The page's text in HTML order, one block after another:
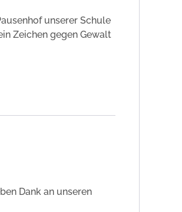
unserer Schule
Zeichen gegen Gewalt
Dank an unseren